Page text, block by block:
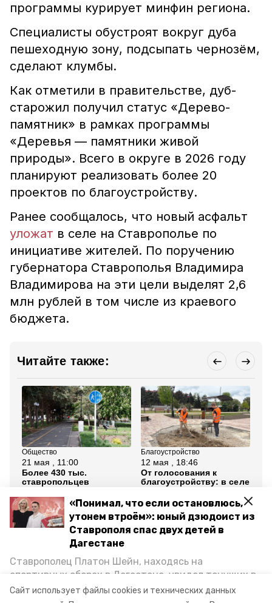
Сайт использует файлы cookies и технических данных
«Понимал, что если остановлюсь,
утонем втроём»: юный дзюдоист из
Ставрополя спас двух детей в
Дагестане
Ставрополец Платон Шейн, находясь на
спортивных сборах в Дегестане, увидел тонущих в
Каспийском море детей и бросился на помощь. По
программы курирует минфин региона.
Специалисты обустроят вокруг дуба
пешеходную зону, подсыпать чернозём,
сделают клумбы.
Как отметили в правительстве, дуб-
старожил получил статус «Дерево-
памятник» в рамках программы
«Деревья — памятники живой
природы». Всего в округе в 2026 году
планируют реализовать более 20
проектов по благоустройству.
Ранее сообщалось, что новый асфальт
уложат в селе на Ставрополье по
инициативе жителей. По поручению
губернатора Ставрополья Владимира
Владимирова на эти цели выделят 2,6
млн рублей в том числе из краевого
бюджета.
Читайте также:
Общество
21 мая , 11:00
Более 430 тыс.
ставропольцев
объекты
благоустройства
Благоустройство
12 мая , 18:46
От голосования к
благоустройству: в селе
новую парковую зону
Все новости
ставропольский край благоустройство